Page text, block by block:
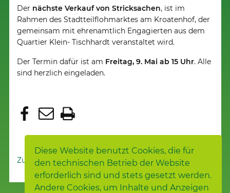
Diese Website benutzt Cookies, die für
den technischen Betrieb der Website
erforderlich sind und stets gesetzt werden.
Andere Cookies, um Inhalte und Anzeigen
Der nächste Verkauf von Stricksachen, ist im
Rahmen des Stadtteilflohmarktes am Kroatenhof, der
gemeinsam mit ehrenamtlich Engagierten aus dem
Quartier Klein- Tischhardt veranstaltet wird.
Der Termin dafür ist am Freitag, 9. Mai ab 15 Uhr. Alle
sind herzlich eingeladen.
Zur Nachrichtenübersicht